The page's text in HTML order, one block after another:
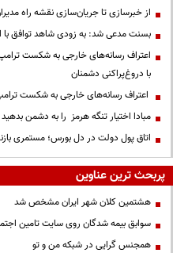
از خبرسازی تا جریان‌سازی نقشه راه
بسنت مدعی شد: به زودی شاهد توافق با
اعتراف رسانه‌های خارجی به شکست
با دروغ‌پراکنی دشمنان
اعتراف رسانه‌های خارجی به شکست
مبادا اختیار تنگه هرمز را به دشمن بدهید
اتاق پول دولت در دل بورس؛ مستمری
پربحث ترین عناوین
هشتمین کلان شهر ایران مشخص شد
سوابق بیمه شدگان روی سایت تامین
همجنس گرایی در شبکه من و تو